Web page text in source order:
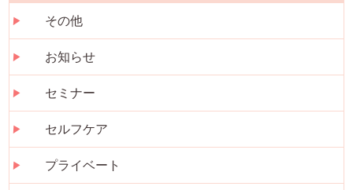
その他
お知らせ
セミナー
セルフケア
プライベート